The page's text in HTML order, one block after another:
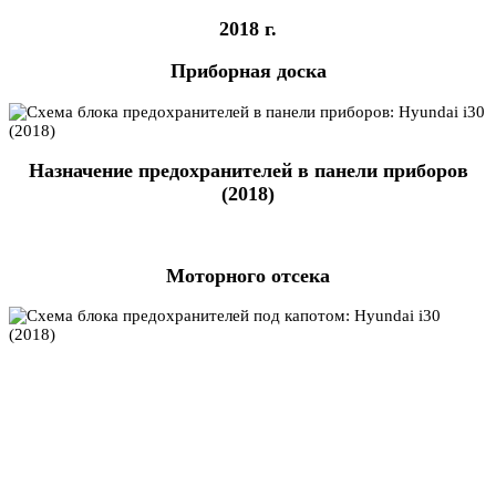
2018 г.
Приборная доска
Назначение предохранителей в панели приборов
(2018)
Моторного отсека